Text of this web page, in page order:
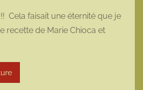
r
m
r
Cela faisait une éternité que je
recette de Marie Chioca et